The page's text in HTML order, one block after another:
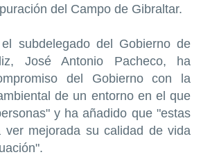
del Campo de Gibraltar.
subdelegado del Gobierno de
José Antonio Pacheco, ha
del Gobierno con la
de un entorno en el que
y ha añadido que "estas
ver mejorada su calidad de vida